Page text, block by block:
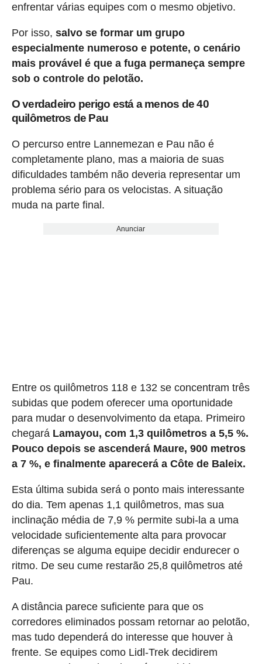
enfrentar várias equipes com o mesmo objetivo.
Por isso, salvo se formar um grupo
especialmente numeroso e potente, o cenário
mais provável é que a fuga permaneça sempre
sob o controle do pelotão.
O verdadeiro perigo está a menos de 40
quilômetros de Pau
O percurso entre Lannemezan e Pau não é
completamente plano, mas a maioria de suas
dificuldades também não deveria representar um
problema sério para os velocistas. A situação
muda na parte final.
Anunciar
Entre os quilômetros 118 e 132 se concentram três
subidas que podem oferecer uma oportunidade
para mudar o desenvolvimento da etapa. Primeiro
chegará Lamayou, com 1,3 quilômetros a 5,5 %.
Pouco depois se ascenderá Maure, 900 metros
a 7 %, e finalmente aparecerá a Côte de Baleix.
Esta última subida será o ponto mais interessante
do dia. Tem apenas 1,1 quilômetros, mas sua
inclinação média de 7,9 % permite subi-la a uma
velocidade suficientemente alta para provocar
diferenças se alguma equipe decidir endurecer o
ritmo. De seu cume restarão 25,8 quilômetros até
Pau.
A distância parece suficiente para que os
corredores eliminados possam retornar ao pelotão,
mas tudo dependerá do interesse que houver à
frente. Se equipes como Lidl-Trek decidirem